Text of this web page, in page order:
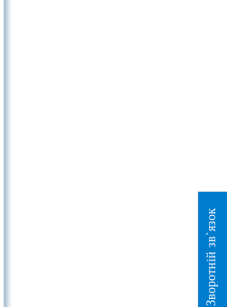
Зворотній зв`язок